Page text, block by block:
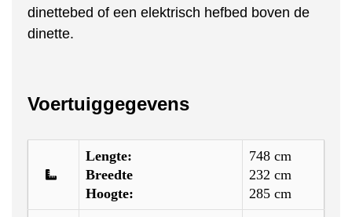
dinettebed of een elektrisch hefbed boven de
dinette.
Voertuiggegevens
Lengte:
Breedte
Hoogte:
748 cm
232 cm
285 cm